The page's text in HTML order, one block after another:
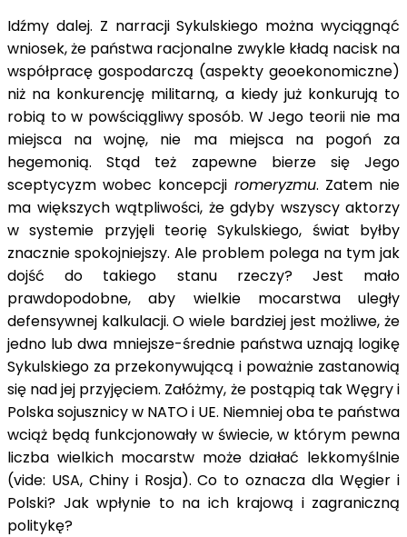
Idźmy dalej. Z narracji Sykulskiego można wyciągnąć
wniosek, że państwa racjonalne zwykle kładą nacisk na
współpracę gospodarczą (aspekty geoekonomiczne)
niż na konkurencję militarną, a kiedy już konkurują to
robią to w powściągliwy sposób. W Jego teorii nie ma
miejsca na wojnę, nie ma miejsca na pogoń za
hegemonią. Stąd też zapewne bierze się Jego
sceptycyzm wobec koncepcji romeryzmu. Zatem nie
ma większych wątpliwości, że gdyby wszyscy aktorzy
w systemie przyjęli teorię Sykulskiego, świat byłby
znacznie spokojniejszy. Ale problem polega na tym jak
dojść do takiego stanu rzeczy? Jest mało
prawdopodobne, aby wielkie mocarstwa uległy
defensywnej kalkulacji. O wiele bardziej jest możliwe, że
jedno lub dwa mniejsze-średnie państwa uznają logikę
Sykulskiego za przekonywującą i poważnie zastanowią
się nad jej przyjęciem. Załóżmy, że postąpią tak Węgry i
Polska sojusznicy w NATO i UE. Niemniej oba te państwa
wciąż będą funkcjonowały w świecie, w którym pewna
liczba wielkich mocarstw może działać lekkomyślnie
(vide: USA, Chiny i Rosja). Co to oznacza dla Węgier i
Polski? Jak wpłynie to na ich krajową i zagraniczną
politykę?